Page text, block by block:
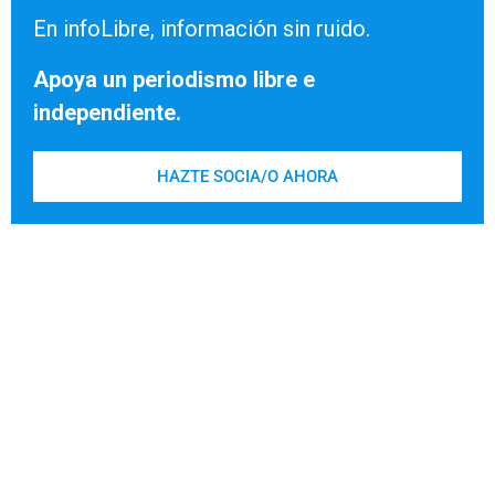
En infoLibre, información sin ruido.
Apoya un periodismo libre e
independiente.
HAZTE SOCIA/O AHORA